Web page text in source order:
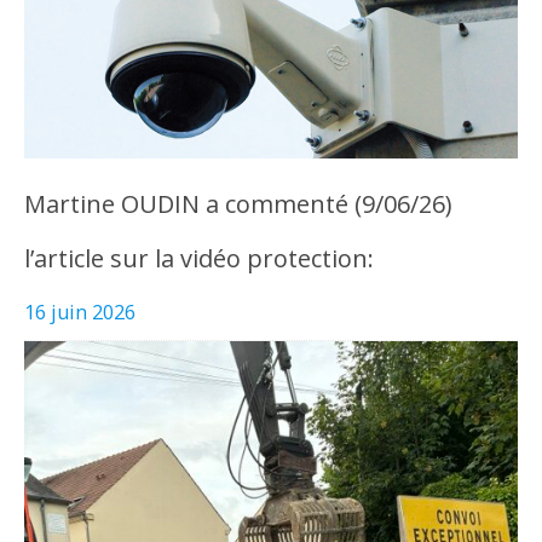
Martine OUDIN a commenté (9/06/26)
l’article sur la vidéo protection:
16 juin 2026